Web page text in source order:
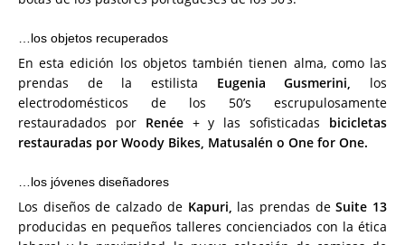
…los objetos recuperados
En esta edición los objetos también tienen alma, como las
prendas de la estilista Eugenia Gusmerini, los
electrodomésticos de los 50’s escrupulosamente
restauradados porRenée+ y las sofisticadas bicicletas
restauradas por Woody Bikes, Matusalén o One for One.
…los jóvenes diseñadores
Los diseños de calzado de Kapuri, las prendas deSuite 13
producidas en pequeños talleres concienciados con la ética